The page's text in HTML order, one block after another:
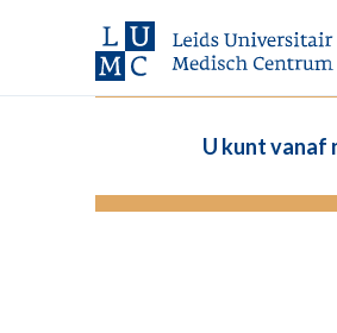
U kunt vanaf